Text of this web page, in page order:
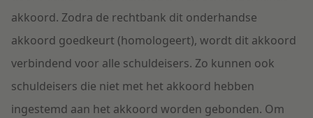
akkoord. Zodra de rechtbank dit onderhandse
akkoord goedkeurt (homologeert), wordt dit akkoord
verbindend voor alle schuldeisers. Zo kunnen ook
schuldeisers die niet met het akkoord hebben
ingestemd aan het akkoord worden gebonden. Om